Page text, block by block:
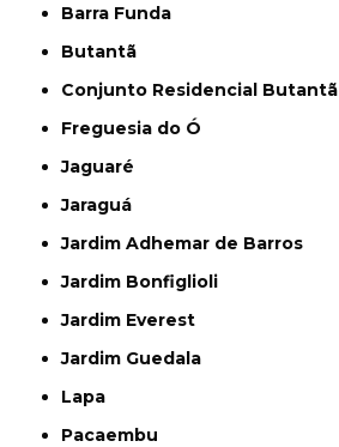
Barra Funda
Butantã
Conjunto Residencial Butantã
Freguesia do Ó
Jaguaré
Jaraguá
Jardim Adhemar de Barros
Jardim Bonfiglioli
Jardim Everest
Jardim Guedala
Lapa
Pacaembu